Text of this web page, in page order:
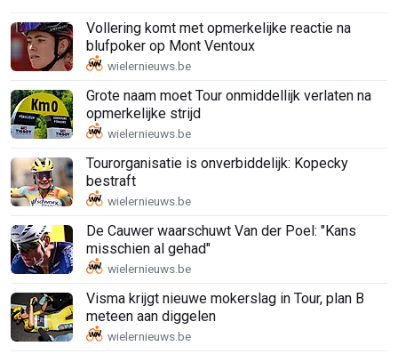
Vollering komt met opmerkelijke reactie na
blufpoker op Mont Ventoux
Grote naam moet Tour onmiddellijk verlaten na
opmerkelijke strijd
Tourorganisatie is onverbiddelijk: Kopecky
bestraft
De Cauwer waarschuwt Van der Poel: "Kans
misschien al gehad"
Visma krijgt nieuwe mokerslag in Tour, plan B
meteen aan diggelen